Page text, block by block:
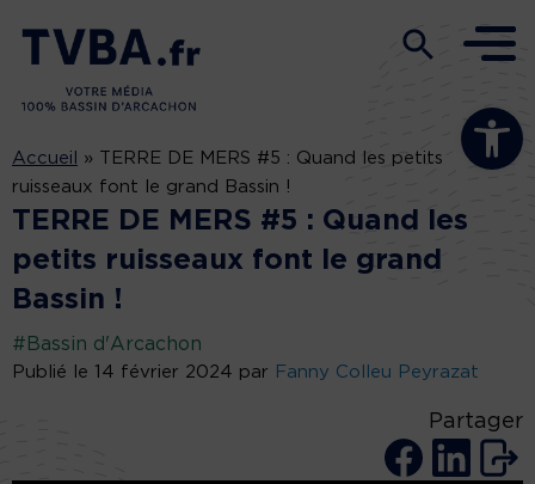
Ouvrir la
Accueil »
TERRE DE MERS #5 : Quand les petits
ruisseaux font le grand Bassin !
TERRE DE MERS #5 : Quand les
petits ruisseaux font le grand
Bassin !
#Bassin d'Arcachon
Publié le 14 février 2024 par Fanny Colleu Peyrazat
Partager